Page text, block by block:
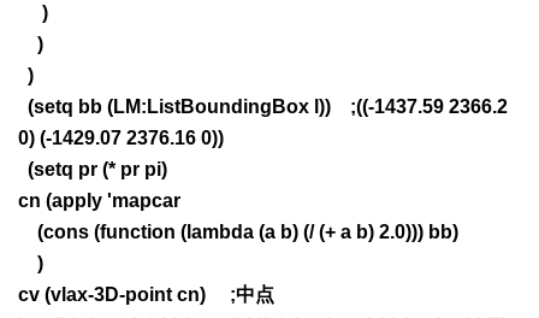
)
)
)
(setq bb (LM:ListBoundingBox l)) ;((-1437.59 2366.2
0) (-1429.07 2376.16 0))
(setq pr (* pr pi)
cn (apply 'mapcar
(cons (function (lambda (a b) (/ (+ a b) 2.0))) bb)
)
cv (vlax-3D-point cn) ;中点